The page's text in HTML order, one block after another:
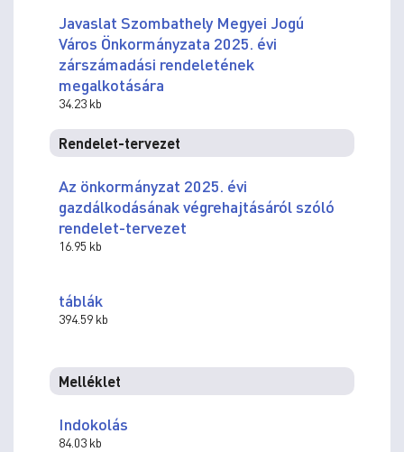
Javaslat Szombathely Megyei Jogú
Város Önkormányzata 2025. évi
zárszámadási rendeletének
megalkotására
34.23 kb
Rendelet-tervezet
Az önkormányzat 2025. évi
gazdálkodásának végrehajtásáról szóló
rendelet-tervezet
16.95 kb
táblák
394.59 kb
Melléklet
Indokolás
84.03 kb